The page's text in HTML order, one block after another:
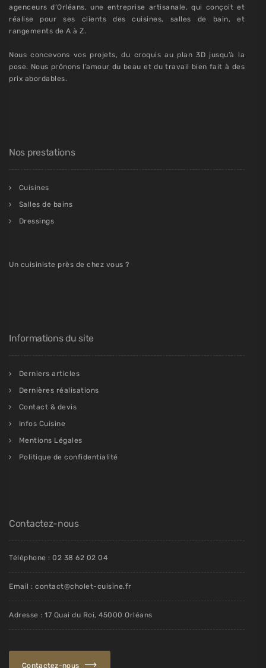
agenceurs d’Orléans, une entreprise artisanale, qui conçoit et
réalise pour ses clients des cuisines, salles de bain, et
rangements de A à Z.
Nous concevons vos projets, du croquis au plan 3D jusqu’à la
pose. Nous prônons l’amour du beau et du travail bien fait à des
prix abordables.
Nos prestations
Cuisines
Salles de bains
Dressings
Un cuisiniste près de chez vous ?
Informations du site
Derniers articles
Dernières réalisations
Contact & devis
Infos Cuisine
Mentions Légales
Politique de confidentialité
Contactez-nous
Téléphone : 02 38 62 02 04
Email : contact@cholet-cuisine.fr
Adresse : 17 Quai du Roi, 45000 Orléans
Contactez-nous